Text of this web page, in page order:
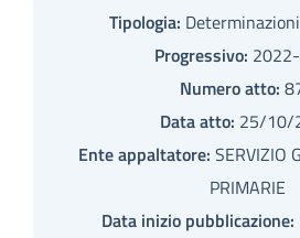
Tipologia:
Progressivo:
Numero atto:
Data atto: 25/10/
Ente appaltatore: SERVIZIO
PRIMARIE
Data inizio pubblicazione: